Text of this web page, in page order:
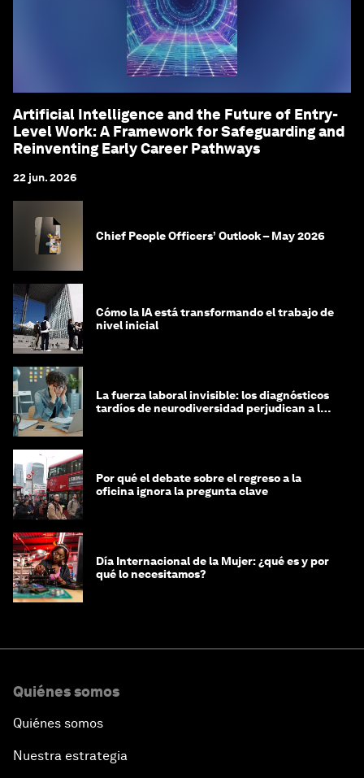
Artificial Intelligence and the Future of Entry-
Level Work: A Framework for Safeguarding and
Reinventing Early Career Pathways
22 jun. 2026
Chief People Officers’ Outlook – May 2026
Cómo la IA está transformando el trabajo de
nivel inicial
La fuerza laboral invisible: los diagnósticos
tardíos de neurodiversidad perjudican a las
Por qué el debate sobre el regreso a la
oficina ignora la pregunta clave
Día Internacional de la Mujer: ¿qué es y por
qué lo necesitamos?
Quiénes somos
Quiénes somos
Nuestra estrategia